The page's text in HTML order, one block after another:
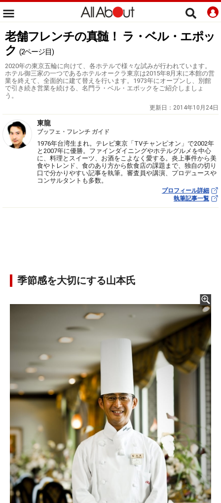
老舗フレンチの真髄！ ラ・ベル・エポッ
ク (2ページ目)
2020年の東京五輪に向けて、各ホテルで様々な試みが行われています。
ホテル御三家の一つであるホテルオークラ東京は2015年8月末に本館の営
業を終えて、全面的に建て替えを行います。1973年にオープンし、別館
で引き続き営業を続ける、名門ラ・ベル・エポックをご紹介しましょ
う。
更新日： 2014年10月24日
東龍
ブッフェ・フレンチ ガイド
1976年台湾生まれ。テレビ東京「TVチャンピオン」で2002年
と2007年に優勝。ファインダイニングやホテルグルメを中心
に、料理とスイーツ、お酒をこよなく愛する。炎上事件から美
食やトレンド、食のあり方から飲食店の課題まで、独自の切り
口で分かりやすい記事を執筆。審査員や講演、プロデュースや
コンサルタントも多数。
プロフィール詳細
執筆記事一覧
季節感を大切にする山本氏